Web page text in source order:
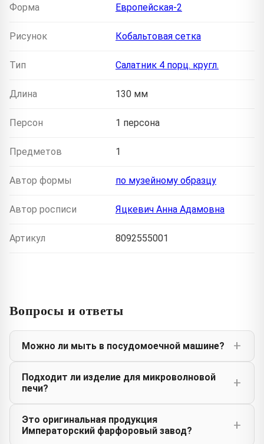
Форма Европейская-2
Рисунок Кобальтовая сетка
Тип Салатник 4 порц. кругл.
Длина 130 мм
Персон 1 персона
Предметов 1
Автор формы по музейному образцу
Автор росписи Яцкевич Анна Адамовна
Артикул 8092555001
Вопросы и ответы
Можно ли мыть в посудомоечной машине?
Подходит ли изделие для микроволновой
печи?
Это оригинальная продукция
Императорский фарфоровый завод?